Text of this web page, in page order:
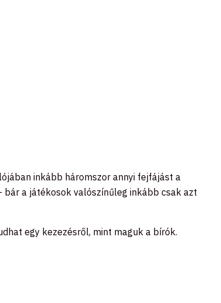
inkább háromszor annyi fejfájást a
bár a játékosok valószínűleg inkább csak azt
egy kezezésről, mint maguk a bírók.